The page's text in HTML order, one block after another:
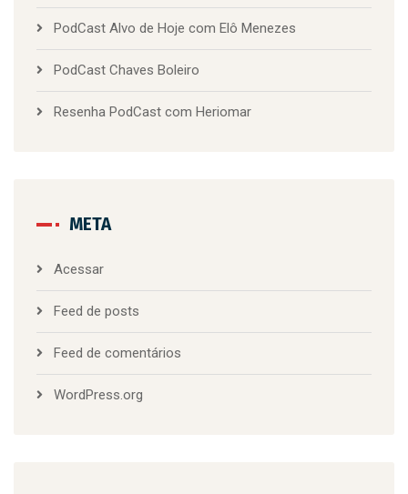
PodCast Alvo de Hoje com Elô Menezes
PodCast Chaves Boleiro
Resenha PodCast com Heriomar
META
Acessar
Feed de posts
Feed de comentários
WordPress.org